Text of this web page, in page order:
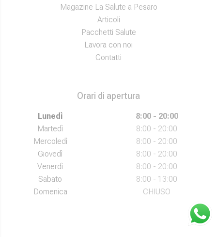
Magazine La Salute a Pesaro
Articoli
Pacchetti Salute
Lavora con noi
Contatti
Orari di apertura
Lunedì
8:00 - 20:00
Martedì
8:00 - 20:00
Mercoledì
8:00 - 20:00
Giovedì
8:00 - 20:00
Venerdì
8:00 - 20:00
Sabato
8:00 - 13:00
Domenica
CHIUSO